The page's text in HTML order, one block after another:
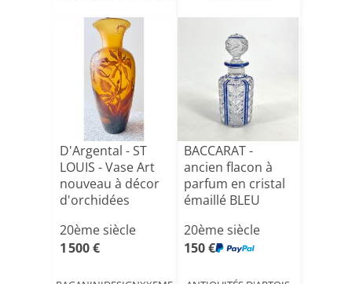
D'Argental - ST
LOUIS - Vase Art
nouveau à décor
d'orchidées
20ème siècle
1 500 €
BACCARAT -
ancien flacon à
parfum en cristal
émaillé BLEU
20ème siècle
150 €